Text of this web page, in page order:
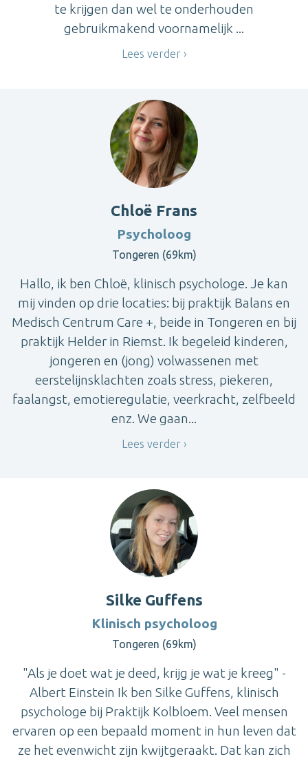
te krijgen dan wel te onderhouden
gebruikmakend voornamelijk ...
Lees verder
Chloë Frans
Psycholoog
Tongeren (69km)
Hallo, ik ben Chloë, klinisch psychologe. Je kan
mij vinden op drie locaties: bij praktijk Balans en
Medisch Centrum Care +, beide in Tongeren en bij
praktijk Helder in Riemst. Ik begeleid kinderen,
jongeren en (jong) volwassenen met
eerstelijnsklachten zoals stress, piekeren,
faalangst, emotieregulatie, veerkracht, zelfbeeld
enz. We gaan...
Lees verder
Silke Guffens
Klinisch psycholoog
Tongeren (69km)
"Als je doet wat je deed, krijg je wat je kreeg" -
Albert Einstein Ik ben Silke Guffens, klinisch
psychologe bij Praktijk Kolbloem. Veel mensen
ervaren op een bepaald moment in hun leven dat
ze het evenwicht zijn kwijtgeraakt. Dat kan zich